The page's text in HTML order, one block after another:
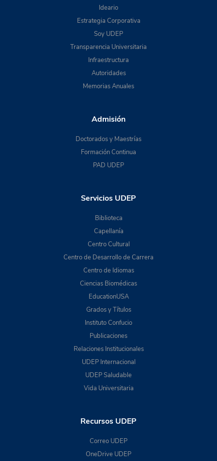
Ideario
Estrategia Corporativa
Soy UDEP
Transparencia Universitaria
Infraestructura
Autoridades
Memorias Anuales
Admisión
Doctorados y Maestrías
Formación Continua
PAD UDEP
Servicios UDEP
Biblioteca
Capellanía
Centro Cultural
Centro de Desarrollo de Carrera
Centro de Idiomas
Ciencias Biomédicas
EducationUSA
Grados y Títulos
Instituto Confucio
Publicaciones
Relaciones Institucionales
UDEP Internacional
UDEP Saludable
Vida Universitaria
Recursos UDEP
Correo UDEP
OneDrive UDEP